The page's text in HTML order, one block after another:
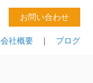
お問い合わせ
会社概要 ブログ